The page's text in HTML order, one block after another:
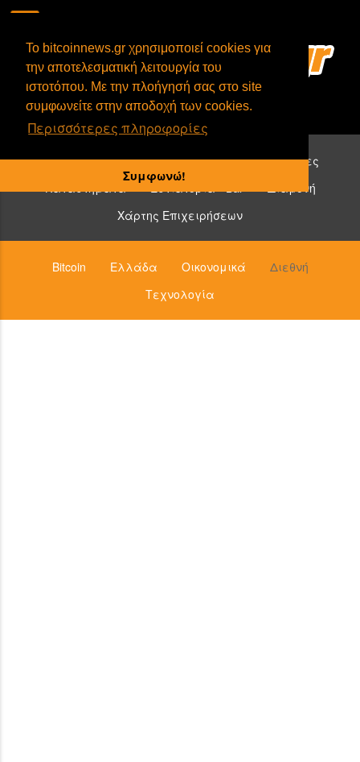
To bitcoinnews.gr χρησιμοποιεί cookies για
την αποτελεσματική λειτουργία του
ιστοτόπου. Με την πλοήγησή σας στο site
συμφωνείτε στην αποδοχή των cookies.
Περισσότερες πληροφορίες
Συμφωνώ!
Επιχειρήσεις που δέχονται bitcoin:
Υπηρεσίες
Καταστήματα
Εστιατόρια - Bar
Διαμονή
Χάρτης Επιχειρήσεων
Bitcoin Ελλάδα Οικονομικά
Διεθνή
Τεχνολογία